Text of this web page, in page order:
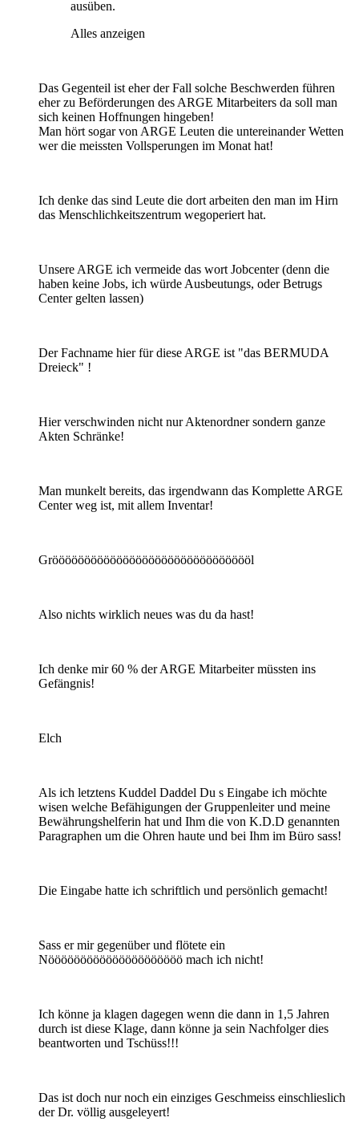
ausüben.
Alles anzeigen
Das Gegenteil ist eher der Fall solche Beschwerden führen
eher zu Beförderungen des ARGE Mitarbeiters da soll man
sich keinen Hoffnungen hingeben!
Man hört sogar von ARGE Leuten die untereinander Wetten
wer die meissten Vollsperungen im Monat hat!
Ich denke das sind Leute die dort arbeiten den man im Hirn
das Menschlichkeitszentrum wegoperiert hat.
Unsere ARGE ich vermeide das wort Jobcenter (denn die
haben keine Jobs, ich würde Ausbeutungs, oder Betrugs
Center gelten lassen)
Der Fachname hier für diese ARGE ist "das BERMUDA
Dreieck" !
Hier verschwinden nicht nur Aktenordner sondern ganze
Akten Schränke!
Man munkelt bereits, das irgendwann das Komplette ARGE
Center weg ist, mit allem Inventar!
Gröööööööööööööööööööööööööööööööl
Also nichts wirklich neues was du da hast!
Ich denke mir 60 % der ARGE Mitarbeiter müssten ins
Gefängnis!
Elch
Als ich letztens Kuddel Daddel Du s Eingabe ich möchte
wisen welche Befähigungen der Gruppenleiter und meine
Bewährungshelferin hat und Ihm die von K.D.D genannten
Paragraphen um die Ohren haute und bei Ihm im Büro sass!
Die Eingabe hatte ich schriftlich und persönlich gemacht!
Sass er mir gegenüber und flötete ein
Nööööööööööööööööööööö mach ich nicht!
Ich könne ja klagen dagegen wenn die dann in 1,5 Jahren
durch ist diese Klage, dann könne ja sein Nachfolger dies
beantworten und Tschüss!!!
Das ist doch nur noch ein einziges Geschmeiss einschlieslich
der Dr. völlig ausgeleyert!